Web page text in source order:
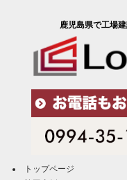
鹿児島県で工場
トップページ